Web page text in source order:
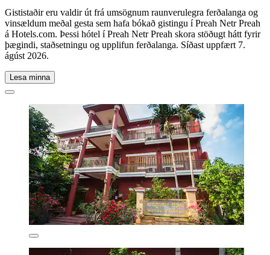
Gististaðir eru valdir út frá umsögnum raunverulegra ferðalanga og
vinsældum meðal gesta sem hafa bókað gistingu í Preah Netr Preah
á Hotels.com. Þessi hótel í Preah Netr Preah skora stöðugt hátt fyrir
þægindi, staðsetningu og upplifun ferðalanga. Síðast uppfært 7.
ágúst 2026.
Lesa minna